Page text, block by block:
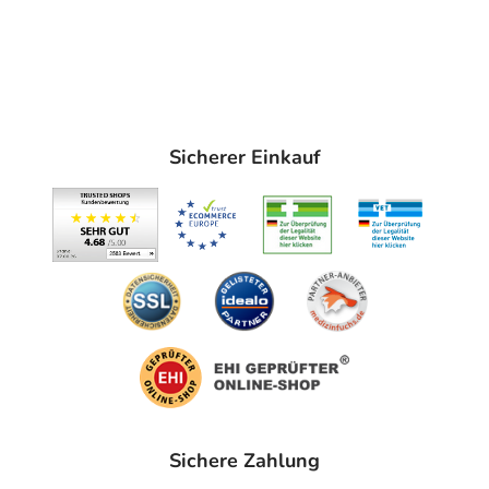
nur luftdurchlässige Materialien wie z. B. Baumwolle.
Hinweise
Das Arzneimittel darf nicht angewendet werden:
bei bekannter Überempfindlichkeit gegen Calendula,
Arnika, andere Korbblütler oder einen der sonstigen
Bestandteile
auf vorgeschädigter Haut (Verletzungen,
Verbrennungen, Ekzeme) oder überempfindlicher
atopischer Haut (z.B. bei Neurodermitis).
dem auf der Packung oder der Umverpackung
Sicherer Einkauf
Sichere Zahlung